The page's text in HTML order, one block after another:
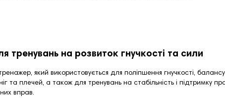
тренувань на розвиток гнучкості та сили
який використовується для поліпшення гнучкості,
та плечей, а також для тренувань на стабільність і підтримку
вправ.